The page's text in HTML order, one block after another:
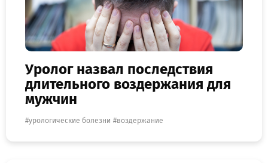
Уролог назвал последствия
длительного воздержания для
мужчин
урологические болезни воздержание